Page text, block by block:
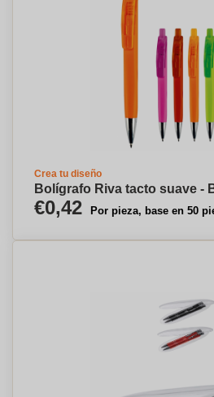
Crea tu diseño
Bolígrafo Riva tacto suave -
€0,42 Por pieza, base en 50